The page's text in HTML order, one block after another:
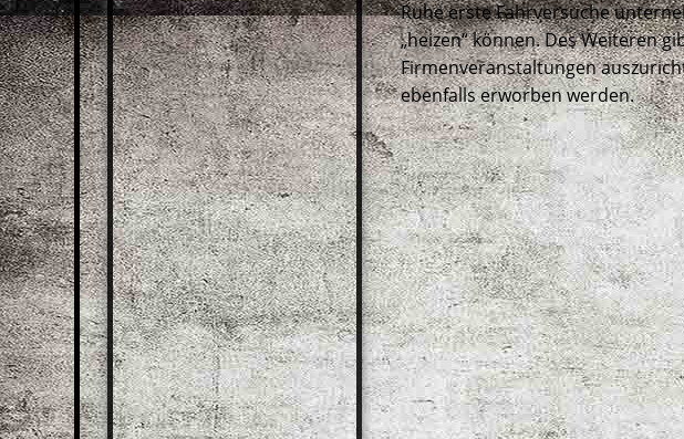
Ruhe erste Fahrversuche
„heizen“ können. Des Weiteren
Firmenveranstaltungen
ebenfalls erworbenwerden.